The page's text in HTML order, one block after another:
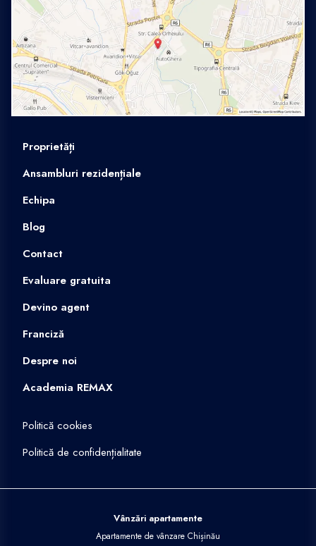
Proprietăți
Ansambluri rezidențiale
Echipa
Blog
Contact
Evaluare gratuita
Devino agent
Franciză
Despre noi
Academia REMAX
Politică cookies
Politică de confidențialitate
Vânzări apartamente
Apartamente de vânzare Chișinău